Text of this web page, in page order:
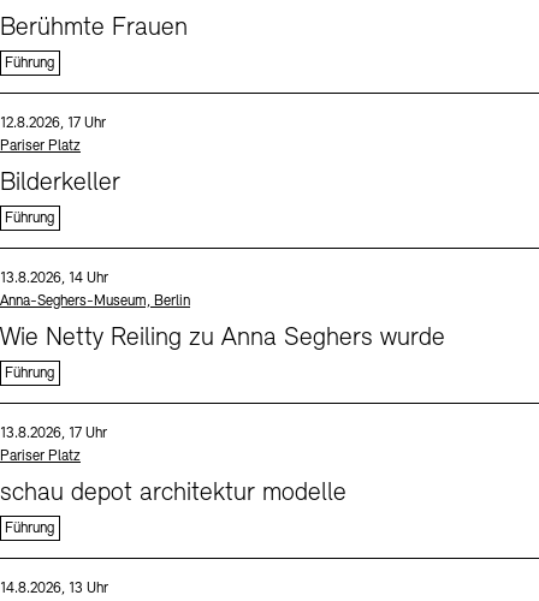
Berühmte Frauen
Führung
Datum und Uhrzeit:
12.8.2026, 17 Uhr
Standort
Pariser Platz
Bilderkeller
Führung
Datum und Uhrzeit:
13.8.2026, 14 Uhr
Standort
Anna-Seghers-Museum, Berlin
Wie Netty Reiling zu Anna Seghers wurde
Führung
Datum und Uhrzeit:
13.8.2026, 17 Uhr
Standort
Pariser Platz
schau depot architektur modelle
Führung
Datum und Uhrzeit:
14.8.2026, 13 Uhr